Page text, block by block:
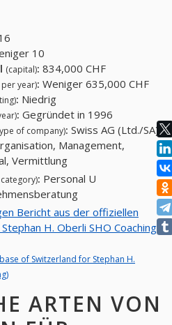
10
(capital): 834,000 CHF
per year): Weniger 635,000 CHF
: Niedrig
: Gegründet in 1996
of company): Swiss AG (Ltd./SA)
Management,
Vermittlung
: Personal U
Bericht aus der offiziellen
H. Oberli SHO Coaching
of Switzerland for Stephan H.
ARTEN VON